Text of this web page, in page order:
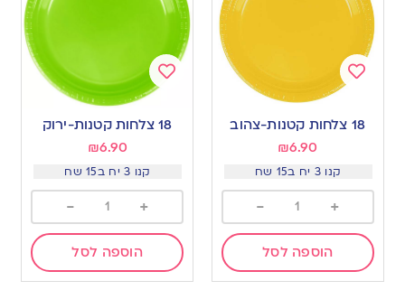
to
18 צלחות קטנות-צהוב
₪6.90
קנו 3 יח ב15 שח
+
-
הוספה לסל
Add
to18 צלחות קטנות-ירוק
₪6.90
קנו 3 יח ב15 שח
+
-
הוספה לסל